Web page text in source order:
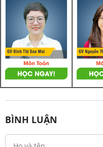
BÌNH LUẬN